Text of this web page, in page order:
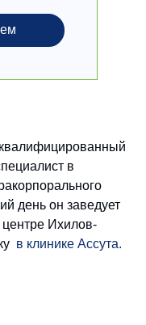
в
день он заведует
Ихилов-
в клинике Ассута.